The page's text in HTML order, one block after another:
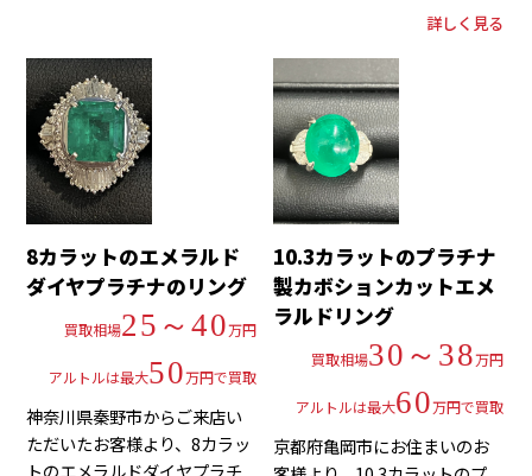
詳しく見る
8カラットのエメラルド
ダイヤプラチナのリング
買取相場25～40万円
アルトルは最大50万円で買取
神奈川県秦野市からご来店い
ただいたお客様より、8カラッ
トのエメラルドダイヤプラチ
10.3カラットのプラチナ
製カボションカットエメ
ラルドリング
買取相場30～38万円
アルトルは最大60万円で買取
京都府亀岡市にお住まいのお